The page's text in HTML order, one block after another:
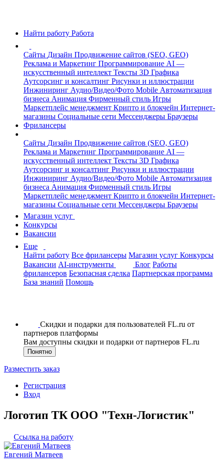
Найти работу Работа
Сайты Дизайн Продвижение сайтов (SEO, GEO)
Реклама и Маркетинг Программирование AI —
искусственный интеллект Тексты 3D Графика
Аутсорсинг и консалтинг Рисунки и иллюстрации
Инжиниринг Аудио/Видео/Фото Mobile Автоматизация
бизнеса Анимация Фирменный стиль Игры
Маркетплейс менеджмент Крипто и блокчейн Интернет-
магазины Социальные сети Мессенджеры Браузеры
Фрилансеры
Сайты Дизайн Продвижение сайтов (SEO, GEO)
Реклама и Маркетинг Программирование AI —
искусственный интеллект Тексты 3D Графика
Аутсорсинг и консалтинг Рисунки и иллюстрации
Инжиниринг Аудио/Видео/Фото Mobile Автоматизация
бизнеса Анимация Фирменный стиль Игры
Маркетплейс менеджмент Крипто и блокчейн Интернет-
магазины Социальные сети Мессенджеры Браузеры
Магазин услуг
Конкурсы
Вакансии
Еще
Найти работу Все фрилансеры Магазин услуг Конкурсы
Вакансии AI-инструменты Блог Работы
фрилансеров Безопасная сделка Партнерская программа
База знаний Помощь
Скидки и подарки для пользователей FL.ru от
партнеров платформы
Вам доступны скидки и подарки от партнеров FL.ru
Понятно
Разместить заказ
Регистрация
Вход
Логотип ТК ООО "Техн-Логистик"
Ссылка на работу
Евгений Матвеев